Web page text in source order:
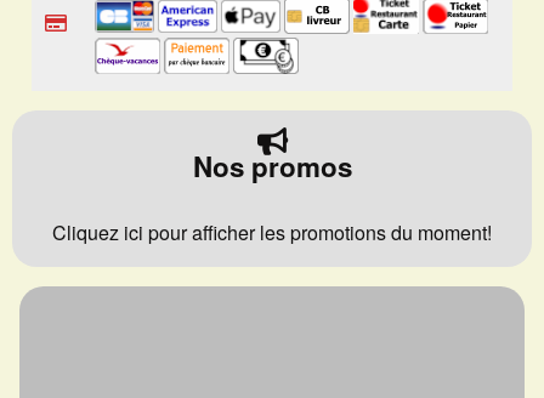
Nos promos
Cliquez ici pour afficher les promotions du moment!